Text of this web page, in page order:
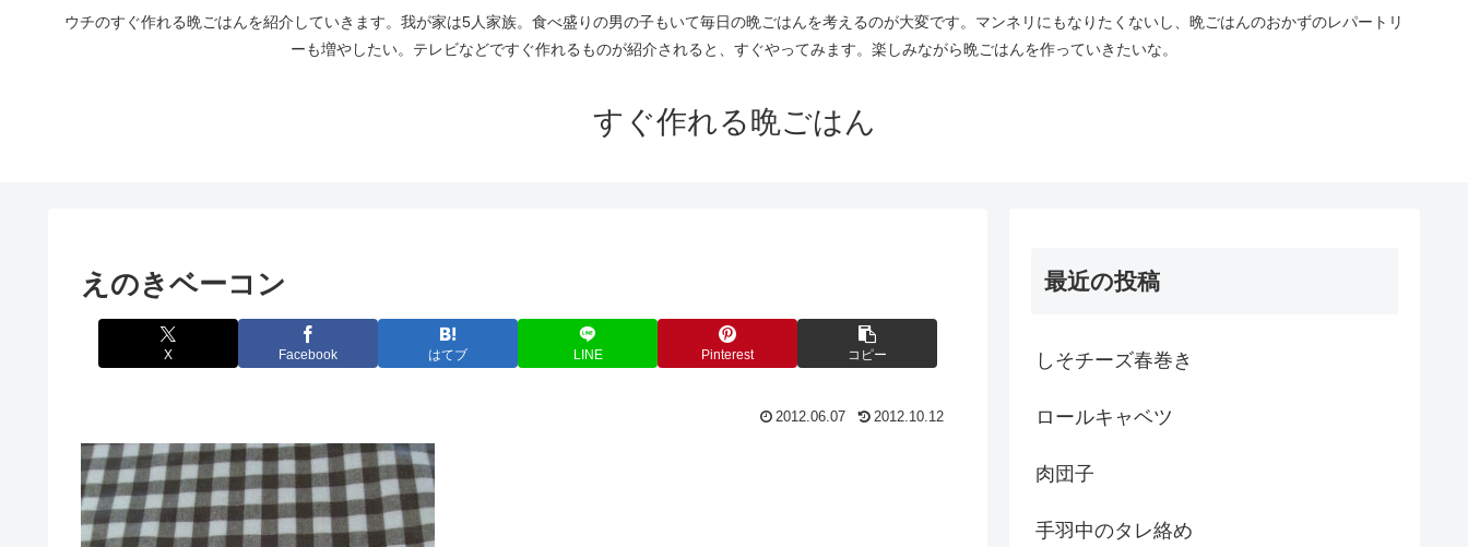
ウチのすぐ作れる晩ごはんを紹介していきます。我が家は5人家族。食べ盛りの男の子もいて毎日の晩ごはんを考えるのが大変です。マンネリにもなりたくないし、晩ごはんのおかずのレパートリ
ーも増やしたい。テレビなどですぐ作れるものが紹介されると、すぐやってみます。楽しみながら晩ごはんを作っていきたいな。
すぐ作れる晩ごはん
えのきベーコン
X Facebook はてブ LINE Pinterest コピー
2012.06.07 2012.10.12
最近の投稿
しそチーズ春巻き
ロールキャベツ
肉団子
手羽中のタレ絡め